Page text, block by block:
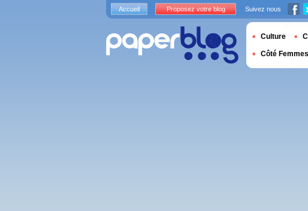
Accueil Proposez votre blog Suivez nous
Culture
Côté Femmes